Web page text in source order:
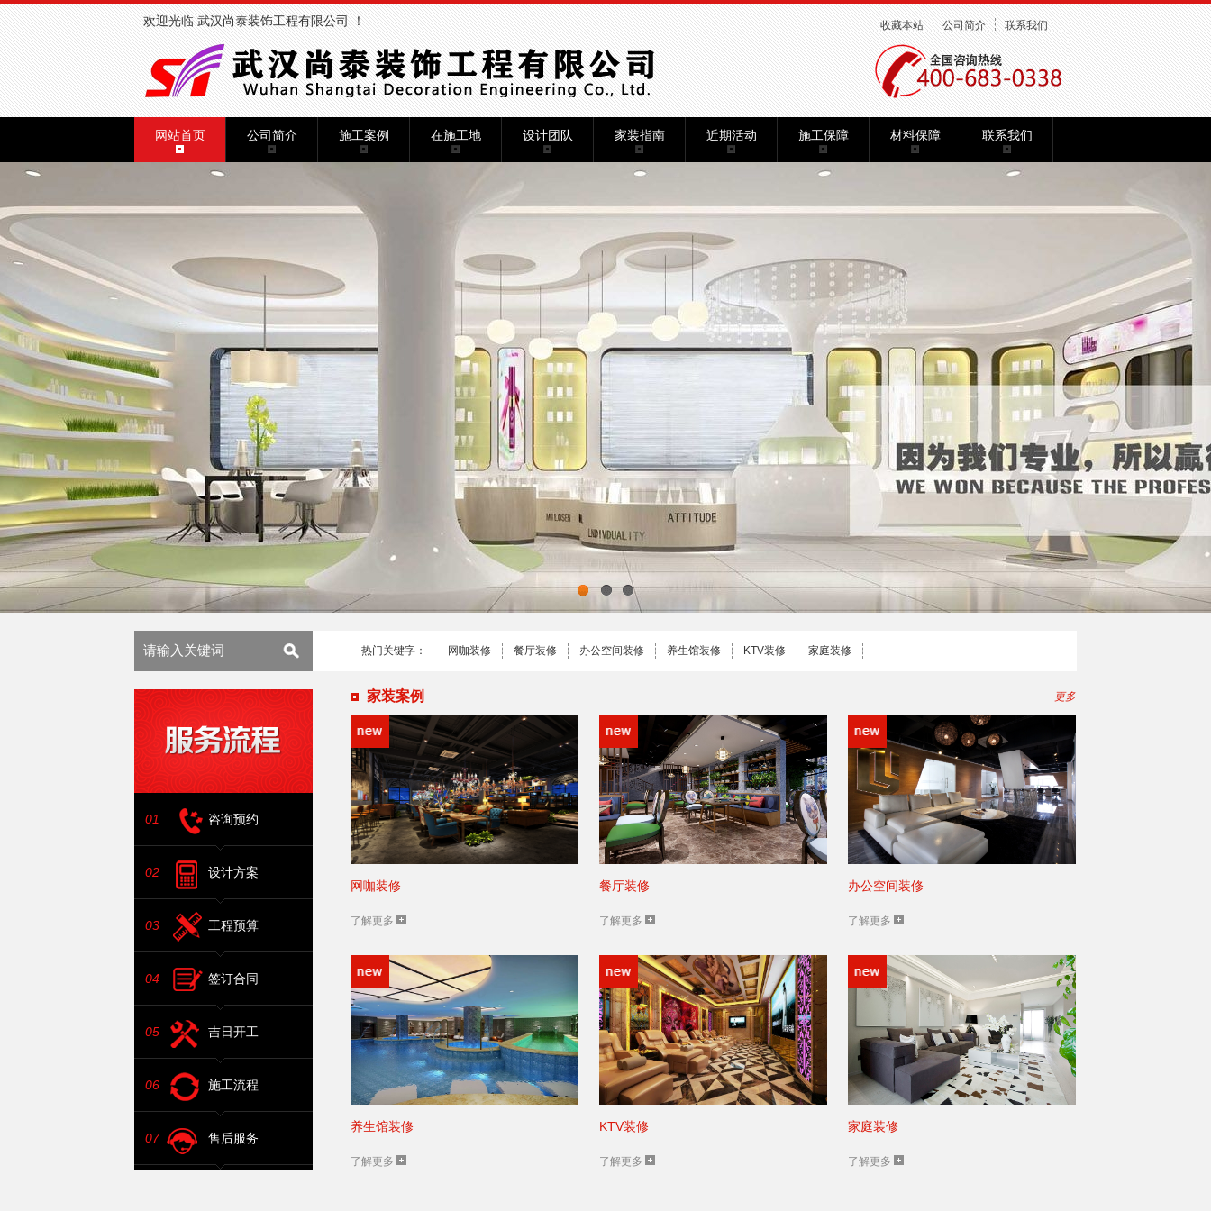
欢迎光临 武汉尚泰装饰工程有限公司 ！ 收藏本站 公司简介 联系我们
网站首页 公司简介 施工案例 在施工地 设计团队 家装指南 近期活动 施工保障 材料保障 联系我们
热门关键字： 网咖装修 餐厅装修 办公空间装修 养生馆装修 KTV装修 家庭装修
01 咨询预约
02 设计方案
03 工程预算
04 签订合同
05 吉日开工
06 施工流程
07 售后服务
家装案例 更多
网咖装修
了解更多
餐厅装修
了解更多
办公空间装修
了解更多
养生馆装修
了解更多
KTV装修
了解更多
家庭装修
了解更多